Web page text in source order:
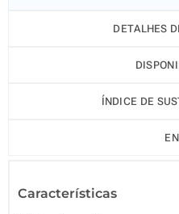
DETALHES
ÍNDICE DE
Características